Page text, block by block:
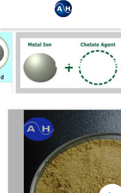
Dettagli